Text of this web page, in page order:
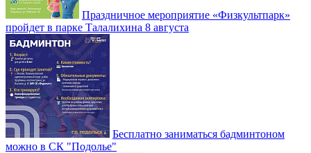
Праздничное мероприятие «Физкультпарк»
пройдет в парке Талалихина 8 августа
Бесплатно заниматься бадминтоном
можно в СК "Подолье"